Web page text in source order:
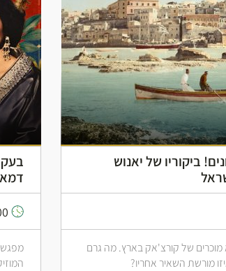
ביקוריו של יאנוש
מוכרים של קורצ'אק בארץ. מה גרם
מורשת השאיר אחריו?
מפגש